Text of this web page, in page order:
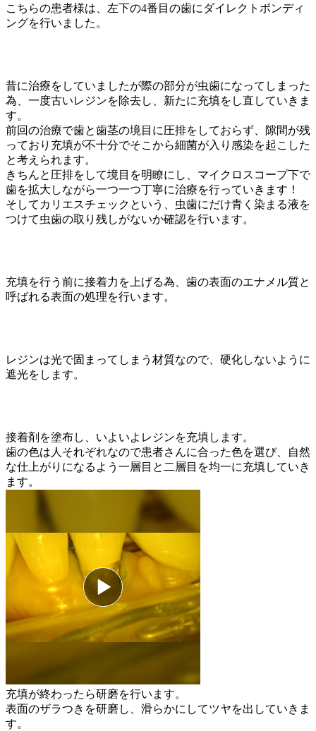
こちらの患者様は、左下の4番目の歯にダイレクトボンディ
ングを行いました。
昔に治療をしていましたが際の部分が虫歯になってしまった
為、一度古いレジンを除去し、新たに充填をし直していきま
す。
前回の治療で歯と歯茎の境目に圧排をしておらず、隙間が残
っており充填が不十分でそこから細菌が入り感染を起こした
と考えられます。
きちんと圧排をして境目を明瞭にし、マイクロスコープ下で
歯を拡大しながら一つ一つ丁寧に治療を行っていきます！
そしてカリエスチェックという、虫歯にだけ青く染まる液を
つけて虫歯の取り残しがないか確認を行います。
充填を行う前に接着力を上げる為、歯の表面のエナメル質と
呼ばれる表面の処理を行います。
レジンは光で固まってしまう材質なので、硬化しないように
遮光をします。
接着剤を塗布し、いよいよレジンを充填します。
歯の色は人それぞれなので患者さんに合った色を選び、自然
な仕上がりになるよう一層目と二層目を均一に充填していき
ます。
充填が終わったら研磨を行います。
表面のザラつきを研磨し、滑らかにしてツヤを出していきま
す。